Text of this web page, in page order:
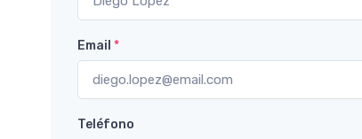
Email *
Teléfono